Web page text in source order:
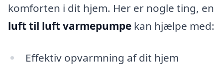
komforten i dit hjem. Her er nogle ting, en
luft til luft varmepumpe kan hjælpe med:
Effektiv opvarmning af dit hjem